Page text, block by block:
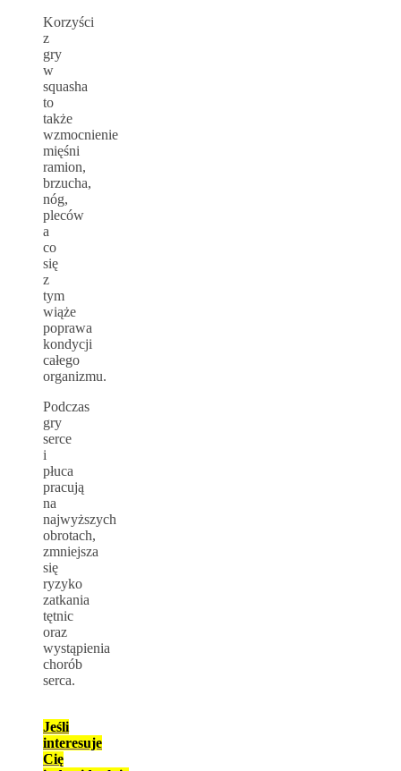
Korzyści
z
gry
w
squasha
to
także
wzmocnienie
mięśni
ramion,
brzucha,
nóg,
pleców
a
co
się
z
tym
wiąże
poprawa
kondycji
całego
organizmu.
Podczas
gry
serce
i
płuca
pracują
na
najwyższych
obrotach,
zmniejsza
się
ryzyko
zatkania
tętnic
oraz
wystąpienia
chorób
serca.
Jeśli
interesuje
Cię